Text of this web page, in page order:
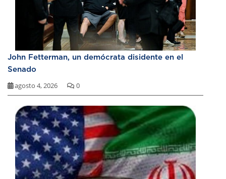
John Fetterman, un demócrata disidente en el
Senado
agosto 4, 2026 0